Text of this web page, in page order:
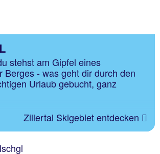
stehst am Gipfel eines
Berges - was geht dir durch den
Urlaub gebucht, ganz
Zillertal Skigebiet entdecken